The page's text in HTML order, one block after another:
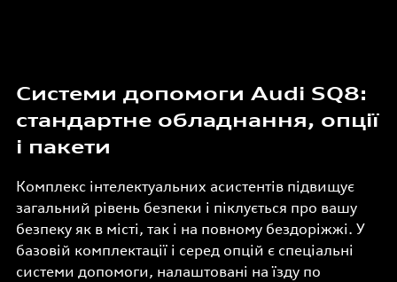
Системи допомоги Audi SQ8:
стандартне обладнання, опції
і пакети
Комплекс інтелектуальних асистентів підвищує
загальний рівень безпеки і піклується про вашу
безпеку як в місті, так і на повному бездоріжжі. У
базовій комплектації і серед опцій є спеціальні
системи допомоги, налаштовані на їзду по